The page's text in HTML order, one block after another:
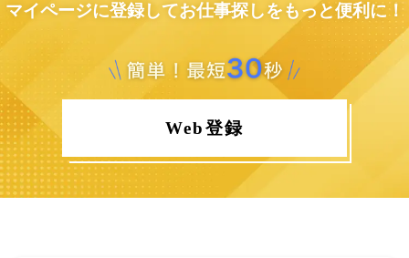
マイページに登録してお仕事探しをもっと便利に！
Web登録